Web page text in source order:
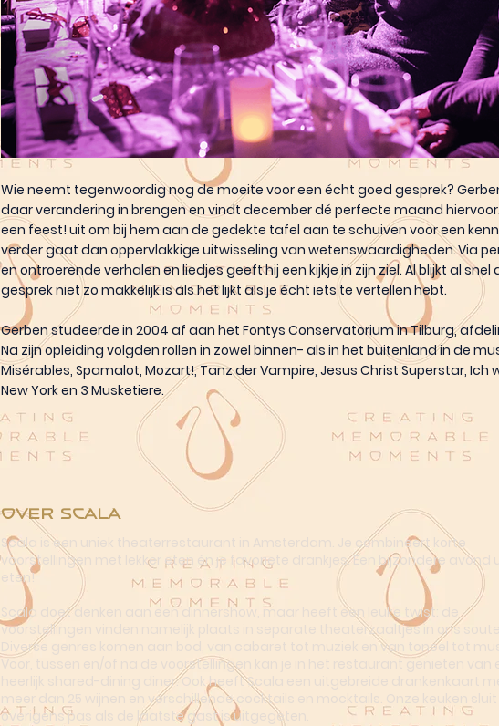
Wie neemt tegenwoordig nog de moeite voor een écht goed gesprek?
daar verandering in brengen en vindt december dé perfecte maand
een feest! uit om bij hem aan de gedekte tafel aan te schuiven voor een
verder gaat dan oppervlakkige uitwisseling van wetenswaardigheden. Via
en ontroerende verhalen en liedjes geeft hij een kijkje in zijn ziel. Al blijkt al
gesprek niet zo makkelijk is als het lijkt als je écht iets te vertellen hebt.
Gerben studeerde in 2004 af aan het Fontys Conservatorium in Tilburg,
Na zijn opleiding volgden rollen in zowel binnen- als in het buitenland in de
Misérables, Spamalot, Mozart!, Tanz der Vampire, Jesus Christ Superstar, Ich
New York en 3 Musketiere.
Over Scala
Scala is een uniek theaterrestaurant in Amsterdam. Je combineert korte
voorstellingen met lekker eten én je favoriete drankjes. Een bijzondere avond
eten!
Scala doet denken aan een dinnershow, maar heeft een leuke twist: de
voorstellingen vinden namelijk plaats in separate theaterzaaltjes in ons
Diverse genres komen aan bod, van cabaret tot muziek en van toneel tot
Voor, tussen en/of na de voorstellingen kan je in het restaurant genieten van
heerlijk shared-dining diner. Ook heeft Scala een uitgebreide drankenkaart
meer dan 25 wijnen en verschillende cocktails en mocktails. Onze keuken sluit
overigens pas als de laatste gast is uitgegeten.